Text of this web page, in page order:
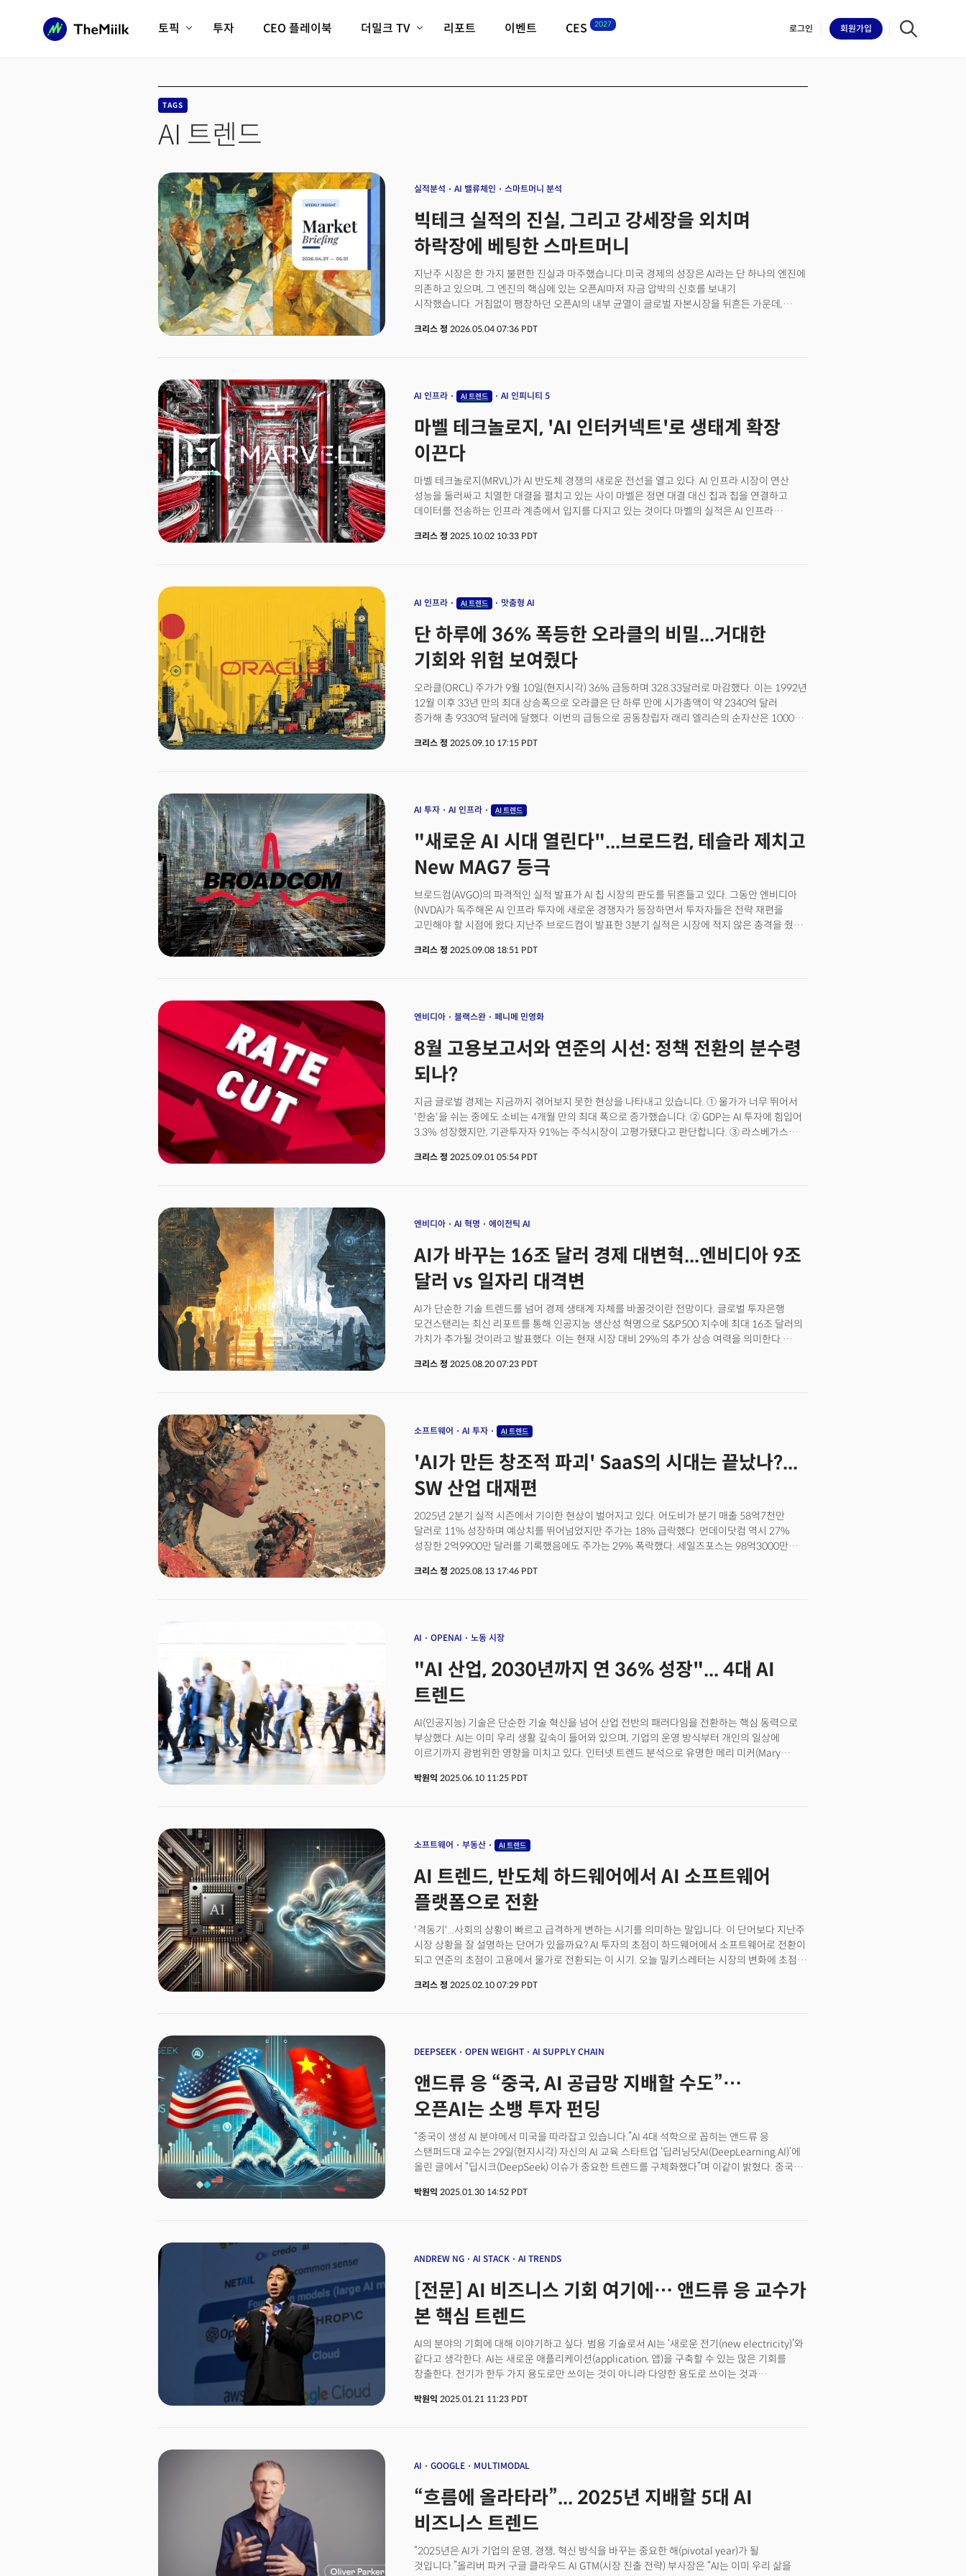
토픽
디지털자산
미래 교육/직업
전체 기사 보기
투자 CEO 플레이북 더밀크 TV
더밀크 아카데미
밸리토크
리포트 이벤트 CES 2027 로그인 회원가입
TAGS
AI 트렌드
실적분석 AI 밸류체인 스마트머니 분석
빅테크 실적의 진실, 그리고 강세장을 외치며
하락장에 베팅한 스마트머니
지난주 시장은 한 가지 불편한 진실과 마주했습니다.미국 경제의 성장은 AI라는 단 하나의 엔진에
의존하고 있으며, 그 엔진의 핵심에 있는 오픈AI마저 자금 압박의 신호를 보내기
시작했습니다. 거침없이 팽창하던 오픈AI의 내부 균열이 글로벌 자본시장을 뒤흔든 가운데,
운명을 극단적으로 갈라놓고 있습니다.여기에 1분기 미국 GDP와 물가 지표는 AI 투자와 정부
1분기 실적은 '풍요 속의 빈곤'이라는 극단적 차별화로 응답했습니다.동시에 PCE 물가는 4.5%
블랙록이 4조 3000억 달러의 운용 시각으로 "포트폴리오를 재조정하라"고 경고한 이유, 배런스
빅머니 폴에서 강세론(54%)과 베어마켓 우려(41%)가 동시에 치솟은 이유가 모두 여기에
있습니다.이번 주 밀키스레터는 'AI 의존증에 걸린 미국 경제'라는 단일 프레임으로 다섯 개의
흐르고 있는지 함께 짚어보시죠.
크리스 정 2026.05.04 07:36 PDT
AI 인프라 AI 트렌드 AI 인피니티 5
마벨 테크놀로지, 'AI 인터커넥트'로 생태계 확장
이끈다
마벨 테크놀로지(MRVL)가 AI 반도체 경쟁의 새로운 전선을 열고 있다. AI 인프라 시장이 연산
성능을 둘러싸고 치열한 대결을 펼치고 있는 사이 마벨은 정면 대결 대신 칩과 칩을 연결하고
데이터를 전송하는 인프라 계층에서 입지를 다지고 있는 것이다.마벨의 실적은 AI 인프라
8월 발표한 2026 회계연도 2분기 실적에서 매출 20억6000만 달러를 기록해 전년 동기 대비
매출 전망치 20억6000만 달러는 더 높았던 시장 기대치를 밑돌았다. 실적 발표 직후 주가
투자자들의 기대를 채우기에는 역부족이었던 셈이다.
크리스 정 2025.10.02 10:33 PDT
AI 인프라 AI 트렌드 맛춤형 AI
단 하루에 36% 폭등한 오라클의 비밀...거대한
기회와 위험 보여줬다
오라클(ORCL) 주가가 9월 10일(현지시각) 36% 급등하며 328.33달러로 마감했다. 이는 1992년
12월 이후 33년 만의 최대 상승폭으로 오라클은 단 하루 만에 시가총액이 약 2340억 달러
증가해 총 9330억 달러에 달했다. 이번의 급등으로 공동창립자 래리 엘리슨의 순자산은 1000억
전날 발표된 2026 회계연도 1분기 실적에서 나타난 폭발적인 계약의 증가였다. 오라클의
경험했음을 시사했다.오라클의 실적을 견인한 것은 챗GPT의 운영사인 오픈AI와 체결한 5년간
사용할 수 있는 전력 규모인 4.5기가와트 규모의 데이터센터 용량 공급을 포함하는 것으로
알려졌다. 오라클은 또한 엔비디아, 일론 머스크의 xAI, 메타플랫폼, 틱톡 운영사인 바이트댄스
등과도 대형 클라우드 계약을 체결했다고 발표했다. 캐츠 CEO는 "향후 몇 달 내 추가로 여러
전망했다.월가가 충격에 빠진것은 바로 RPO의 계약 규모였다. RPO는 이미 계약을 체결했지만
아직 서비스나 제품을 제공하지 않은 부분의 총 금액을 의미하는 것으로 해석된다. 오라클의
RPO가 4550억 달러에 달했다는 사실은 향후 수년간 실질적 수익을 확보했다는 것을 의미,
기업의 미래 수익 가시성을 보여주는 핵심 지표로 인식이 됐다.
크리스 정 2025.09.10 17:15 PDT
AI 투자 AI 인프라 AI 트렌드
"새로운 AI 시대 열린다"...브로드컴, 테슬라 제치고
New MAG7 등극
브로드컴(AVGO)의 파격적인 실적 발표가 AI 칩 시장의 판도를 뒤흔들고 있다. 그동안 엔비디아
(NVDA)가 독주해온 AI 인프라 투자에 새로운 경쟁자가 등장하면서 투자자들은 전략 재편을
고민해야 할 시점에 왔다.지난주 브로드컴이 발표한 3분기 실적은 시장에 적지 않은 충격을 줬다.
52억 달러를 기록하며 전년 대비 무려 63%나 뛰었다는 점이다.여기서 핵심은 단일
"2026년 이후에도 AI 매출이 상당히 개선될 것"이라며 장기 성장에 대한 자신감을 드러냈다.
대비 66% 성장을 예고했다. 이에 브로드컴 주가는 실적 발표 직후 프리마켓에서 13% 급등하며
52주 최고가를 경신했다.
크리스 정 2025.09.08 18:51 PDT
엔비디아 블랙스완 페니메 민영화
8월 고용보고서와 연준의 시선: 정책 전환의 분수령
되나?
지금 글로벌 경제는 지금까지 겪어보지 못한 현상을 나타내고 있습니다. ① 물가가 너무 뛰어서
'한숨'을 쉬는 중에도 소비는 4개월 만의 최대 폭으로 증가했습니다. ② GDP는 AI 투자에 힘입어
3.3% 성장했지만, 기관투자자 91%는 주식시장이 고평가됐다고 판단합니다. ③ 라스베가스
것일까요?단순한 모순이라고 설명하기도 어렵습니다. 여러분은 '확신없는 번영'이 가능하다고
심리로 소비를 늘리고 있고, 이는 건전한 경기 회복과는 본질적으로 다릅니다.GDP 성장 역시
의존하고 있어 지속가능성에 의문을 제기합니다.정책적 리스크, 그리고 '신뢰의 붕괴'더 중요한
것은 지금까지 미국 경제를 버티게했던 시스템에 대한 신뢰의 붕괴입니다. 최근 월가의 뜨거운
감자가 된 프레디맥과 페디매의 민영화 추진은 30년 고정금리 모기지 시스템을 뒷받침해온 GSE
금융기업)가 흔들리고 있음을 시사합니다. 또 시장 측면에서도 투자자들은 자신이 매수하는
자산을 믿지 않으며, 실물경제면으로 외국인들은 미국 여행을 기피하고 있습니다. 이 모든 현상의
배후에는 트럼프 행정부의 예측 불가능한 정책 운용이 만든 '정치 리스크의 일상화'가 자리하고
있습니다.결과적으로 현재 미국 경제는 고전적인 미드 사이클 딜레마(경기 순환의 '중간
정책 결정자들에게 던지는 질문은 명확합니다. 확신 없는 성장이 언제까지 지속될 수 있으며, 그
크리스 정 2025.09.01 05:54 PDT
엔비디아 AI 혁명 에이전틱 AI
AI가 바꾸는 16조 달러 경제 대변혁...엔비디아 9조
달러 vs 일자리 대격변
AI가 단순한 기술 트렌드를 넘어 경제 생태계 자체를 바꿀것이란 전망이다. 글로벌 투자은행
모건스탠리는 최신 리포트를 통해 인공지능 생산성 혁명으로 S&P500 지수에 최대 16조 달러의
가치가 추가될 것이라고 발표했다. 이는 현재 시장 대비 29%의 추가 상승 여력을 의미한다.
전제로 이 같은 낙관적인 분석을 내놨다. 이는 연간 기준으로 대형주들에게만 약 9200억 달러의
두 기술은 함께 S&P500 기업들의 세전 이익 대비 25% 이상의 가치를 새로 만들어낸다는
소매, 부동산, 운송 부문에서 특히 큰 변화가 예상된다는 분석이다. 장기적으로 이들 세 섹터의
가치 창출 규모는 2026년 예상 세전 이익의 2배에 달할 것으로 전망됐다. 사실상 AI 덕분에 기존
수익의 두 배를 더 벌 수 있게 될 것이란 의미다.
크리스 정 2025.08.20 07:23 PDT
소프트웨어 AI 투자 AI 트렌드
'AI가 만든 창조적 파괴' SaaS의 시대는 끝났나?...
SW 산업 대재편
2025년 2분기 실적 시즌에서 기이한 현상이 벌어지고 있다. 어도비가 분기 매출 58억7천만
달러로 11% 성장하며 예상치를 뛰어넘었지만 주가는 18% 급락했다. 먼데이닷컴 역시 27%
성장한 2억9900만 달러를 기록했음에도 주가는 29% 폭락했다. 세일즈포스는 98억3000만
기업들이 모두 AI 트렌드에 강력한 수혜주로 인식되던 소프트웨어 분야의 대표 기업들이라는
제기되는 구조적 우려 때문이다. 최근 투자자들의 공포가 된 한마디, 바로 "AI가 소프트웨어를
산업 생태계 자체가 뒤바뀌고 있다는 경고다.
크리스 정 2025.08.13 17:46 PDT
AI OPENAI 노동 시장
"AI 산업, 2030년까지 연 36% 성장"... 4대 AI
트렌드
AI(인공지능) 기술은 단순한 기술 혁신을 넘어 산업 전반의 패러다임을 전환하는 핵심 동력으로
부상했다. AI는 이미 우리 생활 깊숙이 들어와 있으며, 기업의 운영 방식부터 개인의 일상에
이르기까지 광범위한 영향을 미치고 있다. 인터넷 트렌드 분석으로 유명한 메리 미커(Mary
오픈AI가 개발한 챗GPT 사용자 수는 17개월 만에 8배 증가, 8억 명의 월간 활성 사용자(MAU)에
이끌고 있다.
박원익 2025.06.10 11:25 PDT
소프트웨어 부동산 AI 트렌드
AI 트렌드, 반도체 하드웨어에서 AI 소프트웨어
플랫폼으로 전환
'격동기'...사회의 상황이 빠르고 급격하게 변하는 시기를 의미하는 말입니다. 이 단어보다 지난주
시장 상황을 잘 설명하는 단어가 있을까요? AI 투자의 초점이 하드웨어에서 소프트웨어로 전환이
되고 연준의 초점이 고용에서 물가로 전환되는 이 시기. 오늘 밀키스레터는 시장의 변화에 초점을
지형도: 하드웨어 vs 소프트웨어 ✅ 트럼프 시대, 부동산 시대의 4대 변화 ✅ 가치 투자의 정수...
크리스 정 2025.02.10 07:29 PDT
DEEPSEEK OPEN WEIGHT AI SUPPLY CHAIN
앤드류 응 “중국, AI 공급망 지배할 수도”…
오픈AI는 소뱅 투자 펀딩
“중국이 생성 AI 분야에서 미국을 따라잡고 있습니다.”AI 4대 석학으로 꼽히는 앤드류 응
스탠퍼드대 교수는 29일(현지시각) 자신의 AI 교육 스타트업 ‘딥러닝닷AI(DeepLearning.AI)’에
올린 글에서 “딥시크(DeepSeek) 이슈가 중요한 트렌드를 구체화했다”며 이같이 밝혔다. 중국
리더들로부터 많은 질문을 받았고, 크게 세 가지 트렌드를 확인할 수 있었다는 것이다. 그가 첫
문샷AI(Moonshot AI)가 개발한 ‘키미(Kimi)’, 딥시크 R1 등을 실제로 사용해 봤더니 분명히
순간도 있었다”며 “딥시크의 R1이 많은 세부 사항을 공유하는 기술 보고서와 함께 개방형 가중치
(Open weight) 모델로 출시됐다는 사실이 매우 기쁘다”고 했다.
박원익 2025.01.30 14:52 PDT
ANDREW NG AI STACK AI TRENDS
[전문] AI 비즈니스 기회 여기에… 앤드류 응 교수가
본 핵심 트렌드
AI의 분야의 기회에 대해 이야기하고 싶다. 범용 기술로서 AI는 ‘새로운 전기(new electricity)’와
같다고 생각한다. AI는 새로운 애플리케이션(application, 앱)을 구축할 수 있는 많은 기회를
창출한다. 전기가 한두 가지 용도로만 쓰이는 것이 아니라 다양한 용도로 쓰이는 것과
생각한다. 훨씬 더 많은 애플리케이션이 구축될 것이다. AI 기회가 바로 그 지점에 있다. AI 기술
유지되듯 AI 인프라 비용을 감당할 수 있기 때문이다. 발전소 건설(AI 인프라 구축)은 훌륭한
아니다. AI 산업 관점에서 보면 AI도 그렇게 될 것이라고 생각한다.
박원익 2025.01.21 11:23 PDT
AI GOOGLE MULTIMODAL
“흐름에 올라타라”... 2025년 지배할 5대 AI
비즈니스 트렌드
“2025년은 AI가 기업의 운영, 경쟁, 혁신 방식을 바꾸는 중요한 해(pivotal year)가 될
것입니다.”올리버 파커 구글 클라우드 AI GTM(시장 진출 전략) 부사장은 “AI는 이미 우리 삶을